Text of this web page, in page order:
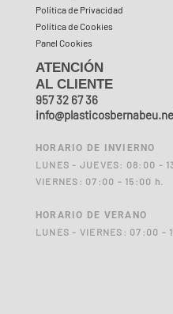
Política de Privacidad
Política de Cookies
Panel Cookies
ATENCIÓN
AL CLIENTE
957 32 67 36
HORARIO DE INVIERNO
LUNES - JUEVES: 08:00 -
VIERNES: 07:00 - 15:00 h.
HORARIO DE VERANO
LUNES - VIERNES: 07:00 -